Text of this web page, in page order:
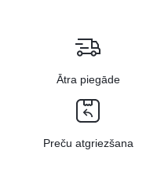
Ātra piegāde
Preču atgriezšana